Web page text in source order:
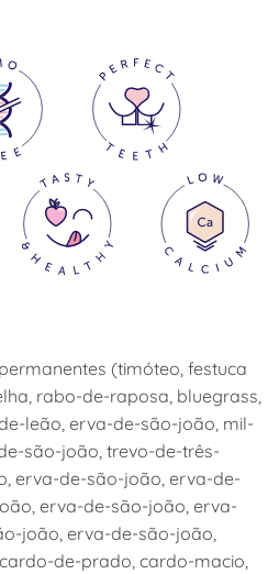
(timóteo, festuca
rabo-de-raposa, bluegrass,
leão, erva-de-são-joão, mil-
são-joão, trevo-de-três-
erva-de-são-joão, erva-de-
erva-de-são-joão, erva-
joão, erva-de-são-joão,
de-prado, cardo-macio,